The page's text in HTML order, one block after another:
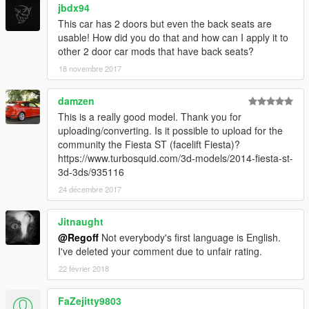
jbdx94
This car has 2 doors but even the back seats are
usable! How did you do that and how can I apply it to
other 2 door car mods that have back seats?
18 novembre 2017
damzen
This is a really good model. Thank you for
uploading/converting. Is it possible to upload for the
community the Fiesta ST (facelift Fiesta)?
https://www.turbosquid.com/3d-models/2014-fiesta-st-
3d-3ds/935116
24 décembre 2017
Jitnaught
@Regoff Not everybody's first language is English.
I've deleted your comment due to unfair rating.
22 février 2018
FaZejitty9803